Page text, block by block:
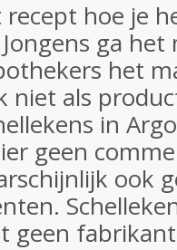
hoe je
ga het
het
niet als
in
geen
ook
geen